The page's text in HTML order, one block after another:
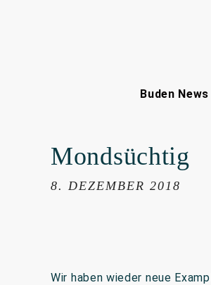
Buden News
Mondsüchtig
8. DEZEMBER 2018
Wir haben wieder neue